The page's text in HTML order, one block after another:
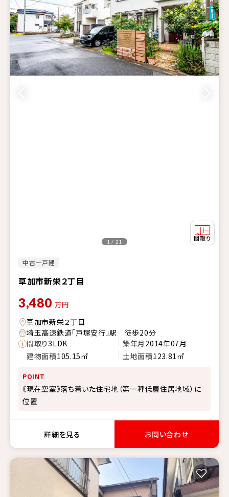
中古一戸建
草加市新栄２丁目
1 / 21
3,480 万円
草加市新栄２丁目
埼玉高速鉄道「戸塚安行」駅 徒歩20分
間取り3LDK 築年月 2014年07月
建物面積105.15㎡ 土地面積123.81㎡
POINT
《現在空室》落ち着いた住宅地（第一種低層住居地域）に
位置
詳細を見る お問い合わせ